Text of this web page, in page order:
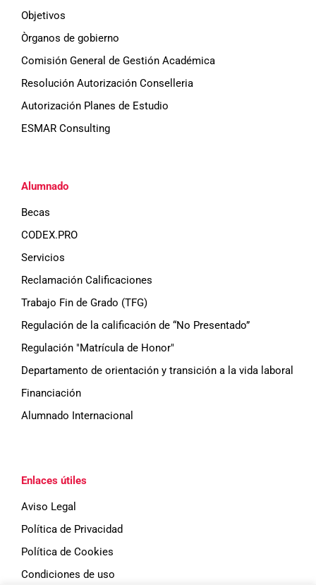
Objetivos
Òrganos de gobierno
Comisión General de Gestión Académica
Resolución Autorización Conselleria
Autorización Planes de Estudio
ESMAR Consulting
Alumnado
Becas
CODEX.PRO
Servicios
Reclamación Calificaciones
Trabajo Fin de Grado (TFG)
Regulación de la calificación de “No Presentado”
Regulación "Matrícula de Honor"
Departamento de orientación y transición a la vida laboral
Financiación
Alumnado Internacional
Enlaces útiles
Aviso Legal
Política de Privacidad
Política de Cookies
Condiciones de uso